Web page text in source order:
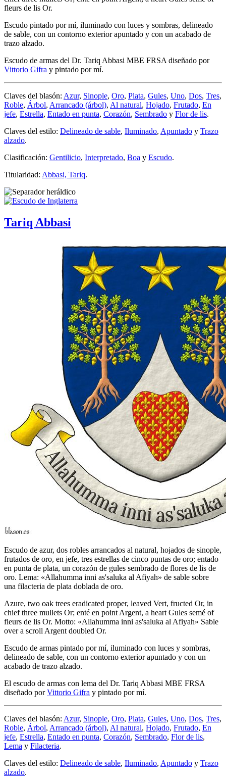
fleurs de lis Or.
Escudo pintado por mí, iluminado con luces y sombras, delineado
de sable, con un contorno exterior apuntado y con un acabado de
trazo alzado.
Escudo de armas del Dr. Tariq Abbasi MBE FRSA diseñado por
Vittorio Gifra y pintado por mí.
Claves del blasón: Azur, Sinople, Oro, Plata, Gules, Uno, Dos, Tres,
Roble, Árbol, Arrancado (árbol), Al natural, Hojado, Frutado, En
jefe, Estrella, Entado en punta, Corazón, Sembrado y Flor de lis.
Claves del estilo: Delineado de sable, Iluminado, Apuntado y Trazo
alzado.
Clasificación: Gentilicio, Interpretado, Boa y Escudo.
Titularidad: Abbasi, Tariq.
Tariq Abbasi
Escudo de azur, dos robles arrancados al natural, hojados de sinople,
frutados de oro, en jefe, tres estrellas de cinco puntas de oro; entado
en punta de plata, un corazón de gules sembrado de flores de lis de
oro. Lema: «Allahumma inni as'saluka al Afiyah» de sable sobre
una filacteria de plata doblada de oro.
Azure, two oak trees eradicated proper, leaved Vert, fructed Or, in
chief three mullets Or; enté en point Argent, a heart Gules semé of
fleurs de lis Or. Motto: «Allahumma inni as'saluka al Afiyah» Sable
over a scroll Argent doubled Or.
Escudo de armas pintado por mí, iluminado con luces y sombras,
delineado de sable, con un contorno exterior apuntado y con un
acabado de trazo alzado.
El escudo de armas con lema del Dr. Tariq Abbasi MBE FRSA
diseñado porVittorio Gifra y pintado por mí.
Claves del blasón: Azur, Sinople, Oro, Plata, Gules, Uno, Dos, Tres,
Roble, Árbol, Arrancado (árbol), Al natural, Hojado, Frutado, En
jefe, Estrella, Entado en punta, Corazón, Sembrado, Flor de lis,
Lema y Filacteria.
Claves del estilo: Delineado de sable, Iluminado, Apuntado y Trazo
alzado.